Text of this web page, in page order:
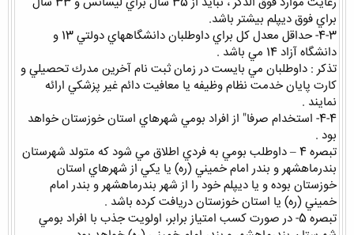
براي فوق ديپلم بيشتر باشد.
4-3- حداقل معدل كل براي داوطلبان دانشگاههاي دولتي 13 و
دانشگاه آزاد 14 مي باشد .
تذكر : داوطلبان مي بايست در زمان ثبت نام آخرين مدرك تحصيلي و
كارت پايان خدمت نظام وظيفه يا معافيت دائم غير پزشكي ارائه
نمايند .
4-4- استخدام صرفا" از افراد بومي شهرهاي استان خوزستان خواهد
بود .
تبصره 4 – داوطلب بومي به فردي اطلاق مي شود كه متولد شهرستان
بندرماهشهر و بندر امام خميني (ره) يا يكي از شهرهاي استان
خوزستان بوده و يا ديپلم خود را از شهر بندرماهشهر و بندر امام
خميني (ره) يا استان خوزستان دريافت كرده باشد .
تبصره 5- در صورت كسب امتياز برابر، اولويت جذب با افراد بومي